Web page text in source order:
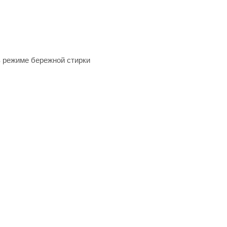
бережной стирки